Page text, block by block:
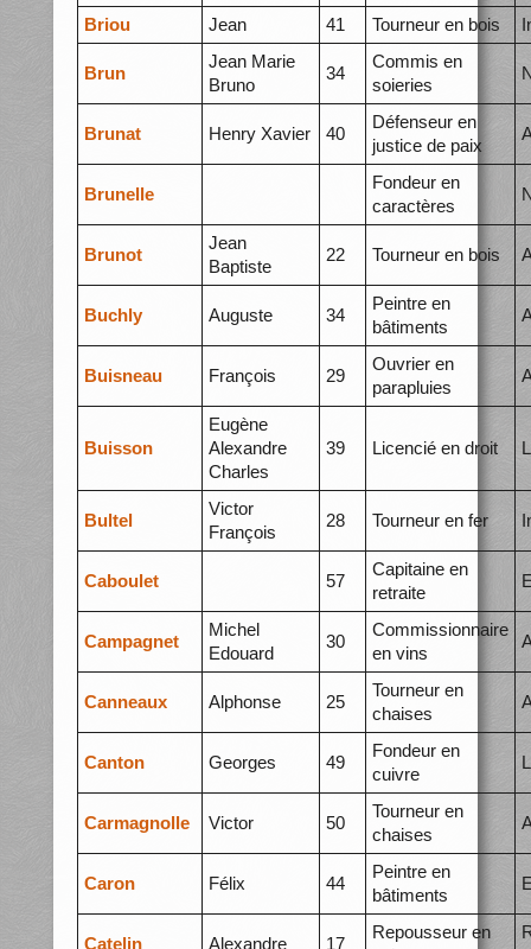
Briou Jean 41 Tourneur en bois
Brun
Jean Marie
Bruno
34
Commis en
soieries
Brunat Henry Xavier 40
Défenseur en
justice de paix
Brunelle
Fondeur en
caractères
Brunot
Jean
Baptiste
22 Tourneur en bois
Buchly Auguste 34
Peintre en
bâtiments
Buisneau François 29
Ouvrier en
parapluies
Buisson
Eugène
Alexandre
Charles
39 Licencié en droit
Bultel
Victor
François
28 Tourneur en fer
Caboulet 57
Capitaine en
retraite
Campagnet
Michel
Edouard
30
Commissionnaire
en vins
Canneaux Alphonse 25
Tourneur en
chaises
Canton Georges 49
Fondeur en
cuivre
Carmagnolle Victor 50
Tourneur en
chaises
Caron Félix 44
Peintre en
bâtiments
Catelin Alexandre 17
Repousseur en